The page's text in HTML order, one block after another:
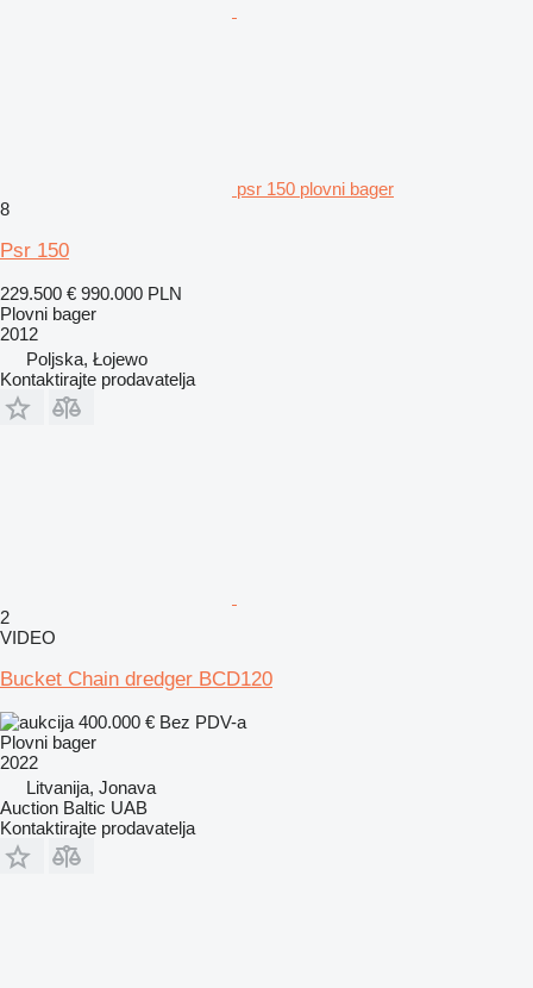
psr 150 plovni bager
8
Psr 150
229.500 € 990.000 PLN
Plovni bager
2012
Poljska, Łojewo
Kontaktirajte prodavatelja
2
VIDEO
Bucket Chain dredger BCD120
400.000 € Bez PDV-a
Plovni bager
2022
Litvanija, Jonava
Auction Baltic UAB
Kontaktirajte prodavatelja